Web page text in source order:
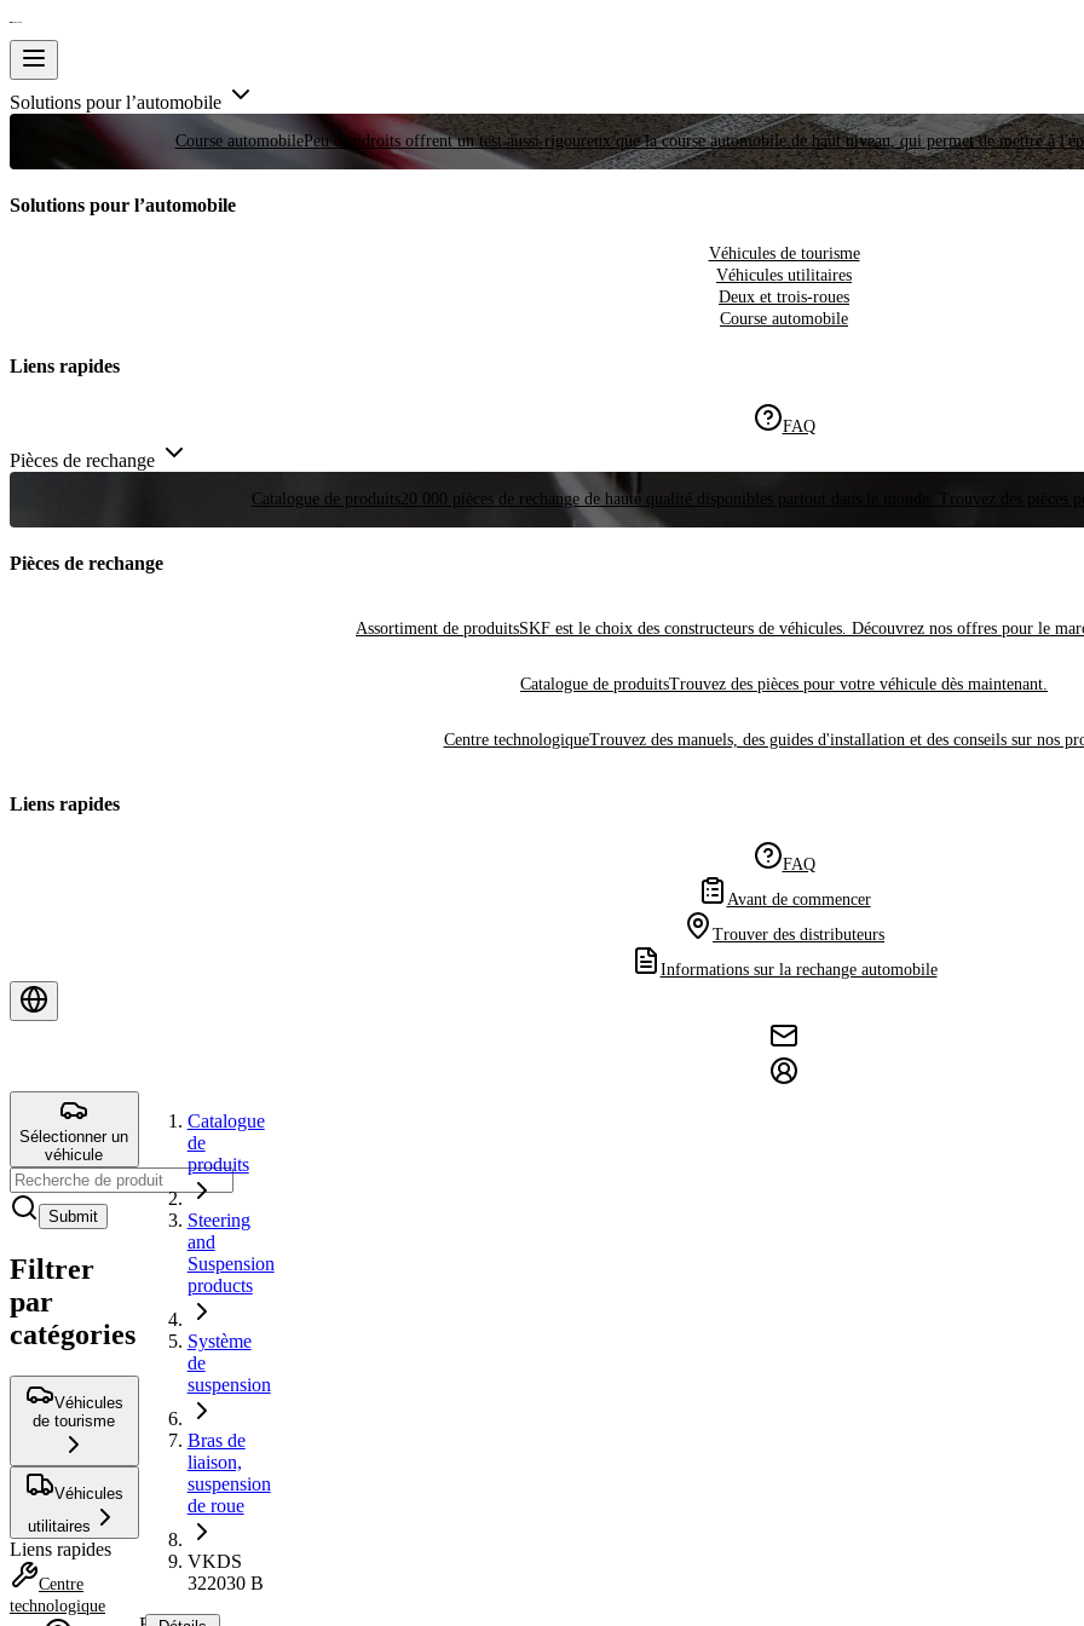
Solutions pour l’automobile
Course automobilePeu d'endroits offrent un test aussi rigoureux que la course automobile de haut niveau, qui permet de mettre à
Solutions pour l’automobile
Véhicules de tourisme
Véhicules utilitaires
Deux et trois-roues
Course automobile
Liens rapides
FAQ
Pièces de rechange
Catalogue de produits20 000 pièces de rechange de haute qualité disponibles partout dans le monde. Trouvez des pièces
Pièces de rechange
Assortiment de produitsSKF est le choix des constructeurs de véhicules. Découvrez nos offres pour le
Catalogue de produitsTrouvez des pièces pour votre véhicule dès maintenant.
Centre technologiqueTrouvez des manuels, des guides d'installation et des conseils sur nos
Liens rapides
FAQ
Avant de commencer
Trouver des distributeurs
Informations sur la rechange automobile
Sélectionner un
véhicule
Submit
Filtrer
par
catégories
Véhicules
de tourisme
Véhicules
utilitaires
Liens rapides
Centre
technologique
Catalogue
de
produits
Steering
and
Suspension
products
Système
de
suspension
Bras de
liaison,
suspension
de roue
VKDS
322030 B